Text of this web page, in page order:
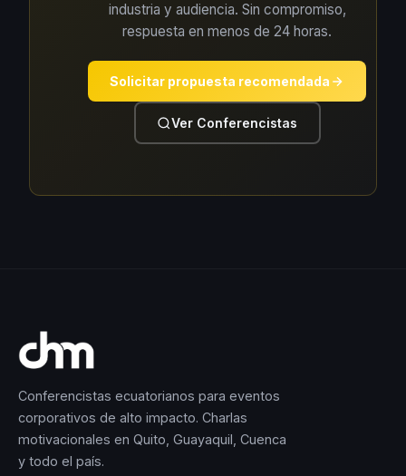
industria y audiencia. Sin compromiso,
respuesta en menos de 24 horas.
Solicitar propuesta recomendada
Ver Conferencistas
Conferencistas ecuatorianos para eventos
corporativos de alto impacto. Charlas
motivacionales en Quito, Guayaquil, Cuenca
y todo el país.